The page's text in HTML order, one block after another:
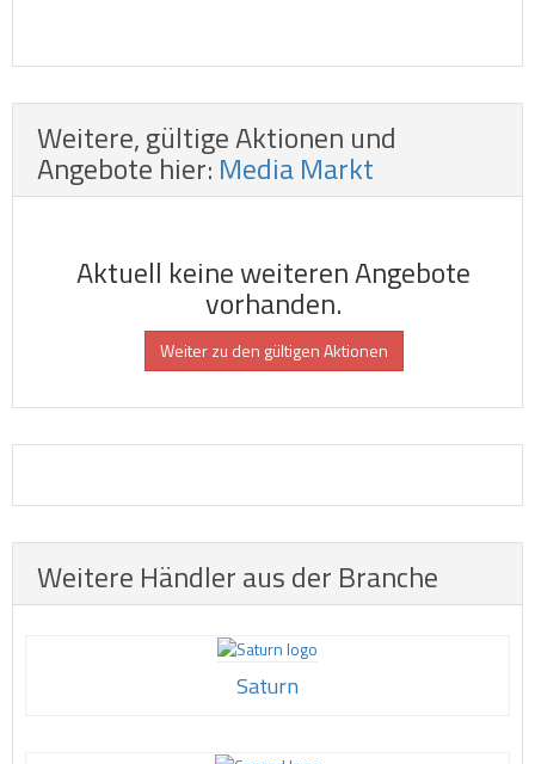
Weitere, gültige Aktionen und
Angebote hier:Media Markt
Aktuell keine weiteren Angebote
vorhanden.
Weiter zu den gültigen Aktionen
Weitere Händler aus der Branche
Saturn